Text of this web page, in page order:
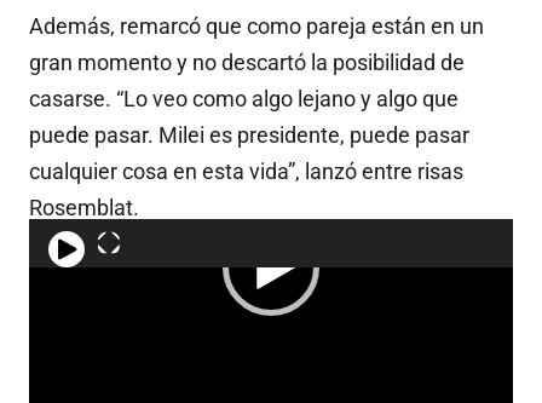
Además, remarcó que como pareja están en un
gran momento y no descartó la posibilidad de
casarse. “Lo veo como algo lejano y algo que
puede pasar. Milei es presidente, puede pasar
cualquier cosa en esta vida”, lanzó entre risas
Rosemblat.